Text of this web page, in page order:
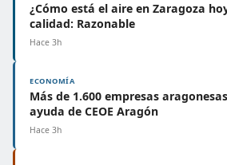
¿Cómo está el aire en Zaragoza
calidad: Razonable
Hace 3h
ECONOMÍA
Más de 1.600 empresas
ayuda de CEOE Aragón
Hace 3h